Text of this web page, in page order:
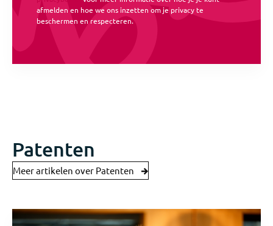
afmelden en hoe we ons inzetten om je privacy te
beschermen en respecteren.
Patenten
Meer artikelen over Patenten